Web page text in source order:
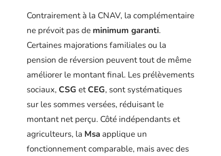
Contrairement à la CNAV, la complémentaire
ne prévoit pas de minimum garanti.
Certaines majorations familiales ou la
pension de réversion peuvent tout de même
améliorer le montant final. Les prélèvements
sociaux, CSG et CEG, sont systématiques
sur les sommes versées, réduisant le
montant net perçu. Côté indépendants et
agriculteurs, la Msa applique un
fonctionnement comparable, mais avec des